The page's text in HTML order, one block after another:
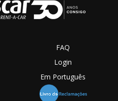
FAQ
Login
Em Português